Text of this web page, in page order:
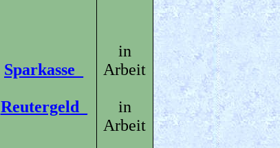
Sparkasse_
Reutergeld_
in
Arbeit
in
Arbeit